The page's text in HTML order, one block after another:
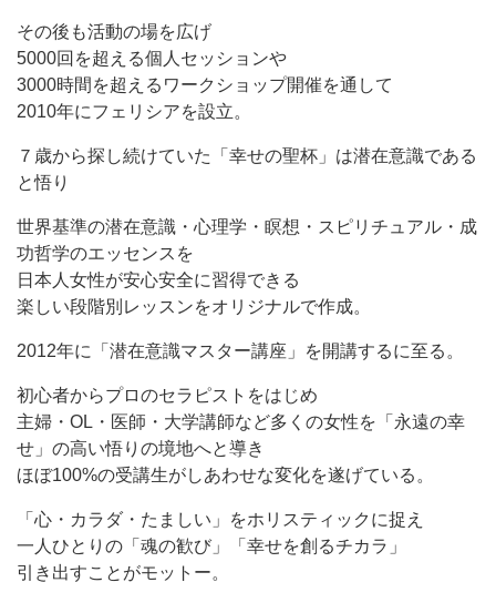
その後も活動の場を広げ
5000回を超える個人セッションや
3000時間を超えるワークショップ開催を通して
2010年にフェリシアを設立。
７歳から探し続けていた「幸せの聖杯」は潜在意識である
と悟り
世界基準の潜在意識・心理学・瞑想・スピリチュアル・成
功哲学のエッセンスを
日本人女性が安心安全に習得できる
楽しい段階別レッスンをオリジナルで作成。
2012年に「潜在意識マスター講座」を開講するに至る。
初心者からプロのセラピストをはじめ
主婦・OL・医師・大学講師など多くの女性を「永遠の幸
せ」の高い悟りの境地へと導き
ほぼ100%の受講生がしあわせな変化を遂げている。
「心・カラダ・たましい」をホリスティックに捉え
一人ひとりの「魂の歓び」「幸せを創るチカラ」
引き出すことがモットー。